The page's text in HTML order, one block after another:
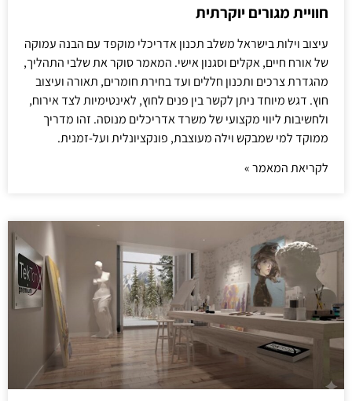
חוויית מגורים יוקרתית
עיצוב וילות בישראל משלב תכנון אדריכלי מוקפד עם הבנה עמוקה
של אורח חיים, אקלים וסגנון אישי. המאמר סוקר את שלבי התהליך,
מהגדרת צרכים ותכנון חללים ועד בחירת חומרים, תאורה ועיצוב
חוץ. דגש מיוחד ניתן לקשר בין פנים לחוץ, לאינטימיות לצד אירוח,
ולחשיבות ליווי מקצועי של משרד אדריכלים מנוסה. זהו מדריך
ממוקד למי שמבקש וילה מעוצבת, פונקציונלית ועל-זמנית.
לקריאת המאמר »